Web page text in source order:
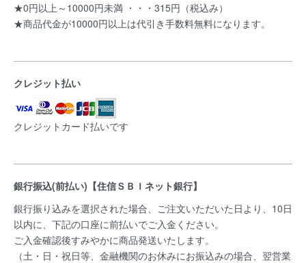
★0円以上～10000円未満 ・・・315円（税込み）
★商品代金が10000円以上は代引き手数料無料になります。
クレジット払い
クレジットカード払いです
銀行振込(前払い)【住信ＳＢＩネット銀行】
銀行振り込みを選択された場合、ご注文いただいた日より、10日
以内に、下記の口座に前払いでご入金ください。
ご入金確認後すみやかに商品発送いたします。
（土・日・祝日等、金融機関のお休みにお振込みの場合、翌営業